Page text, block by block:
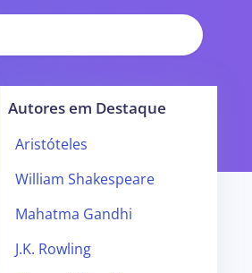
Autores em Destaque
Aristóteles
William Shakespeare
Mahatma Gandhi
J.K. Rowling